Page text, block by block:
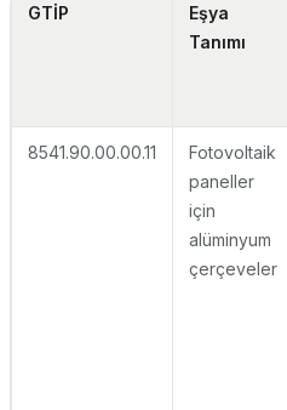
GTİP
Eşya
Tanımı
8541.90.00.00.11
Fotovoltaik
paneller
için
alüminyum
çerçeveler